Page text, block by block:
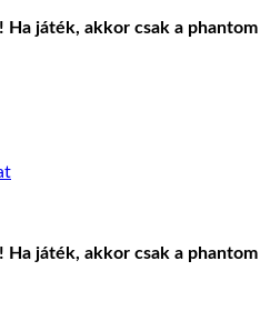
Ha játék, akkor csak a phantom
Ha játék, akkor csak a phantom